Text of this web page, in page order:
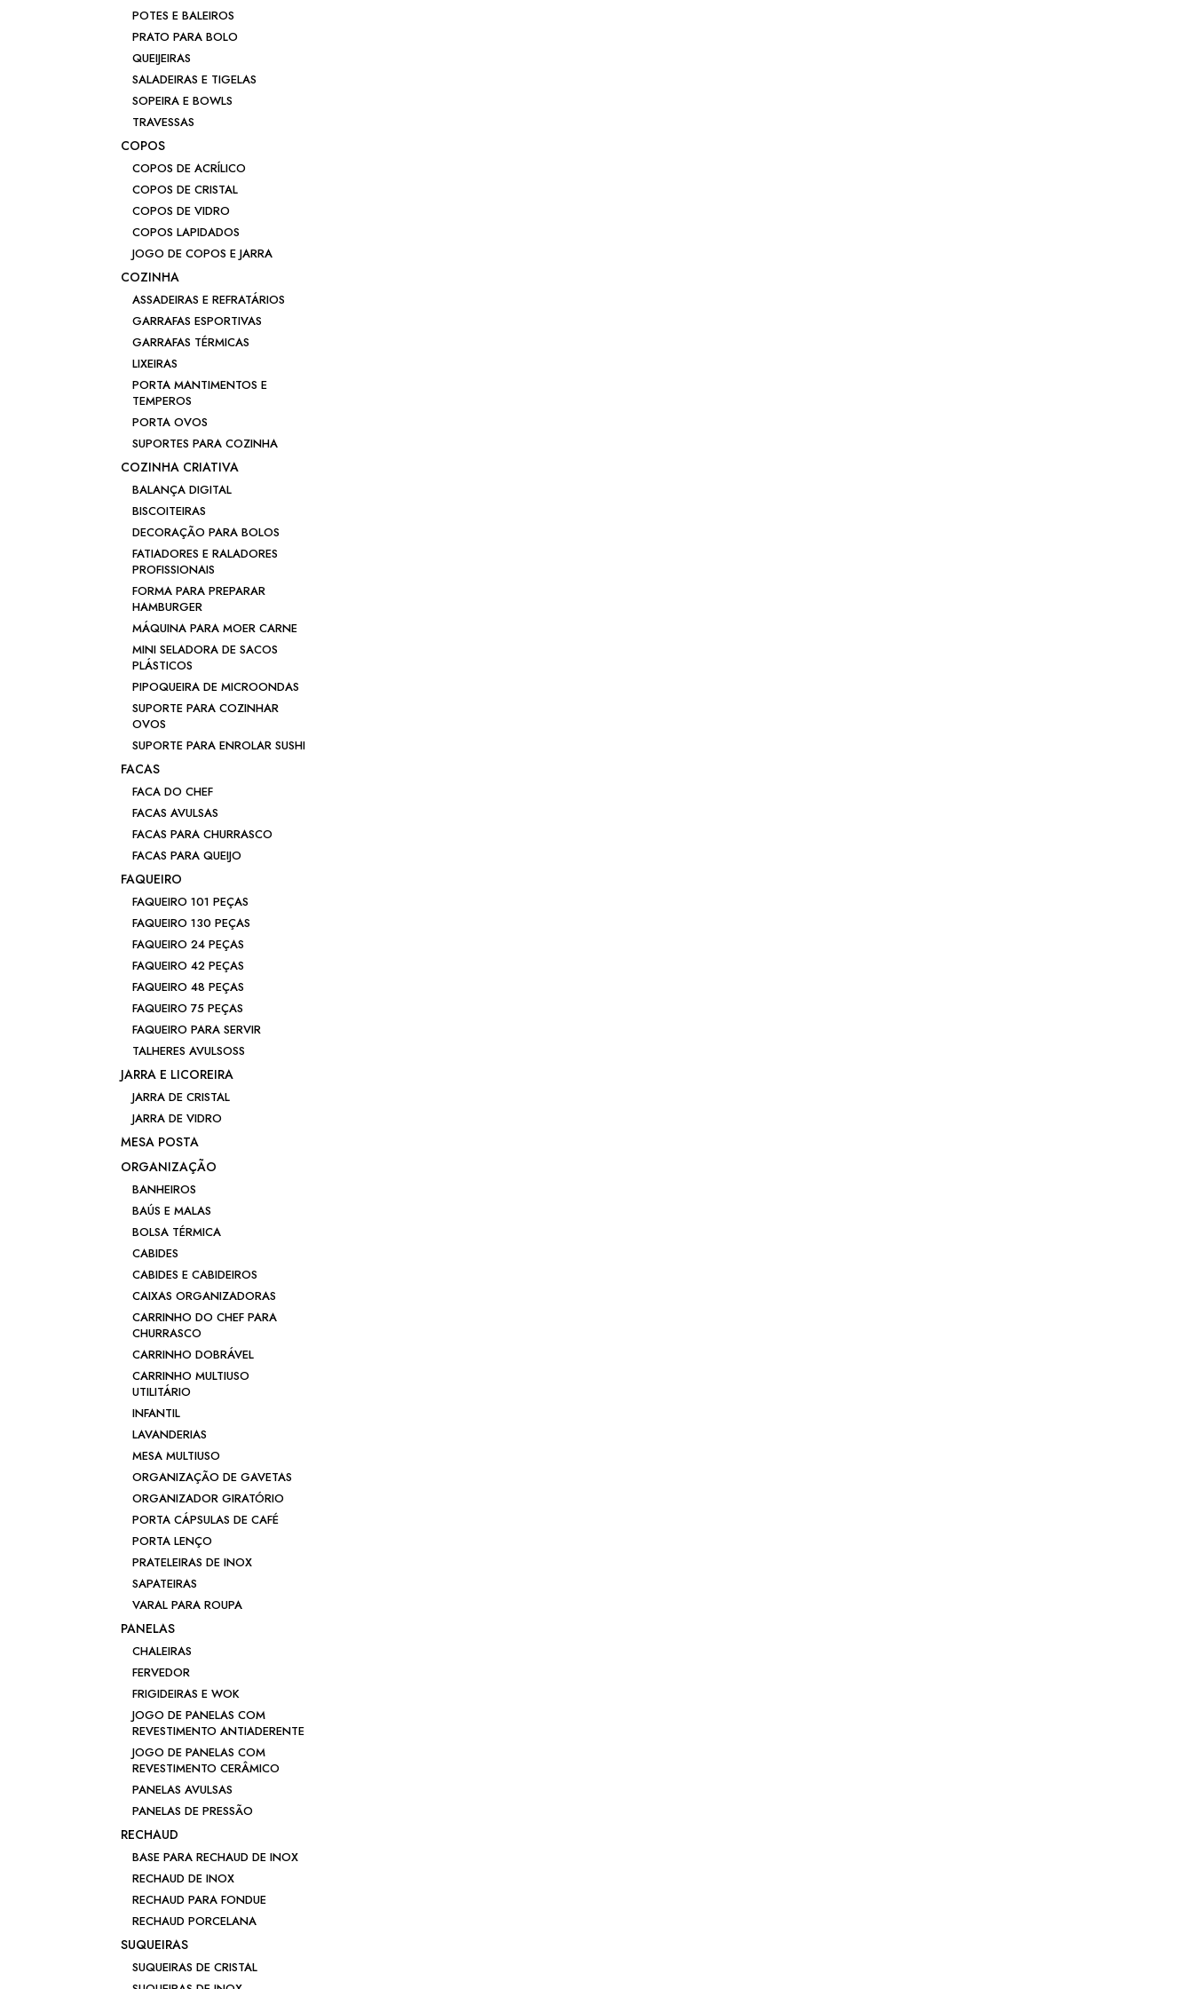
POTES E BALEIROS
PRATO PARA BOLO
QUEIJEIRAS
SALADEIRAS E TIGELAS
SOPEIRA E BOWLS
TRAVESSAS
COPOS
COPOS DE ACRÍLICO
COPOS DE CRISTAL
COPOS DE VIDRO
COPOS LAPIDADOS
JOGO DE COPOS E JARRA
COZINHA
ASSADEIRAS E REFRATÁRIOS
GARRAFAS ESPORTIVAS
GARRAFAS TÉRMICAS
LIXEIRAS
PORTA MANTIMENTOS E
TEMPEROS
PORTA OVOS
SUPORTES PARA COZINHA
COZINHA CRIATIVA
BALANÇA DIGITAL
BISCOITEIRAS
DECORAÇÃO PARA BOLOS
FATIADORES E RALADORES
PROFISSIONAIS
FORMA PARA PREPARAR
HAMBURGER
MÁQUINA PARA MOER CARNE
MINI SELADORA DE SACOS
PLÁSTICOS
PIPOQUEIRA DE MICROONDAS
SUPORTE PARA COZINHAR
OVOS
SUPORTE PARA ENROLAR SUSHI
FACAS
FACA DO CHEF
FACAS AVULSAS
FACAS PARA CHURRASCO
FACAS PARA QUEIJO
FAQUEIRO
FAQUEIRO 101 PEÇAS
FAQUEIRO 130 PEÇAS
FAQUEIRO 24 PEÇAS
FAQUEIRO 42 PEÇAS
FAQUEIRO 48 PEÇAS
FAQUEIRO 75 PEÇAS
FAQUEIRO PARA SERVIR
TALHERES AVULSOSS
JARRA E LICOREIRA
JARRA DE CRISTAL
JARRA DE VIDRO
MESA POSTA
ORGANIZAÇÃO
BANHEIROS
BAÚS E MALAS
BOLSA TÉRMICA
CABIDES
CABIDES E CABIDEIROS
CAIXAS ORGANIZADORAS
CARRINHO DO CHEF PARA
CHURRASCO
CARRINHO DOBRÁVEL
CARRINHO MULTIUSO
UTILITÁRIO
INFANTIL
LAVANDERIAS
MESA MULTIUSO
ORGANIZAÇÃO DE GAVETAS
ORGANIZADOR GIRATÓRIO
PORTA CÁPSULAS DE CAFÉ
PORTA LENÇO
PRATELEIRAS DE INOX
SAPATEIRAS
VARAL PARA ROUPA
PANELAS
CHALEIRAS
FERVEDOR
FRIGIDEIRAS E WOK
JOGO DE PANELAS COM
REVESTIMENTO ANTIADERENTE
JOGO DE PANELAS COM
REVESTIMENTO CERÂMICO
PANELAS AVULSAS
PANELAS DE PRESSÃO
RECHAUD
BASE PARA RECHAUD DE INOX
RECHAUD DE INOX
RECHAUD PARA FONDUE
RECHAUD PORCELANA
SUQUEIRAS
SUQUEIRAS DE CRISTAL